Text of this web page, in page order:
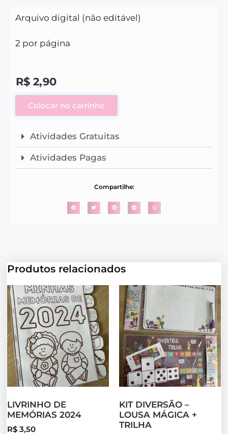
Arquivo digital (não editável)
2 por página
R$ 2,90
Colocar no carrinho
Atividades Gratuitas
Atividades Pagas
Compartilhe:
Produtos relacionados
LIVRINHO DE
MEMÓRIAS 2024
R$ 3,50
KIT DIVERSÃO –
LOUSA MÁGICA +
TRILHA